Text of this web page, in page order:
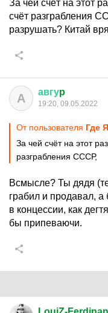
За чей счёт на этот
счёт разграбления
разрушать? Китай
А авгуp
19:20, 09.05.2022
От пользователя Где
За чей счёт на этот
разграбления СССР,
Всмысле? Ты дядя
грабил и продавал, а
в концессии, как
бы припеваючи.